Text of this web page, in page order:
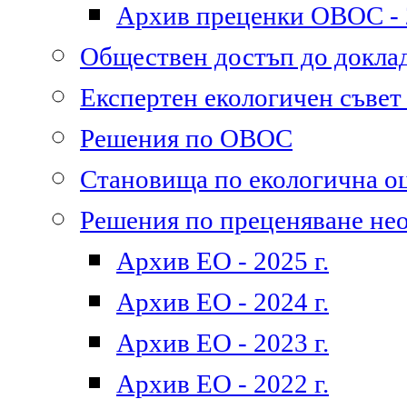
Архив преценки ОВОС -
Обществен достъп до
Експертен екологичен
Решения по ОВОС
Становища по екологична
Решения по преценяване
Архив ЕО - 2025 г.
Архив ЕО - 2024 г.
Архив ЕО - 2023 г.
Архив ЕО - 2022 г.